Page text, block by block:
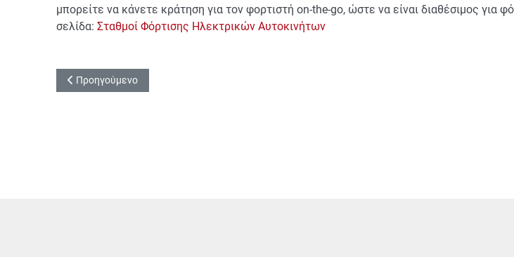
μπορείτε να κάνετε κράτηση για τον φορτιστή on-the-go, ώστε να είναι διαθέσιμος για
σελίδα: Σταθμοί Φόρτισης Ηλεκτρικών Αυτοκινήτων
Προηγούμενο άρθρο: Ποια είναι η διαφορά μεταξύ tempered και laminated κρυστάλλου;
Προηγούμενο